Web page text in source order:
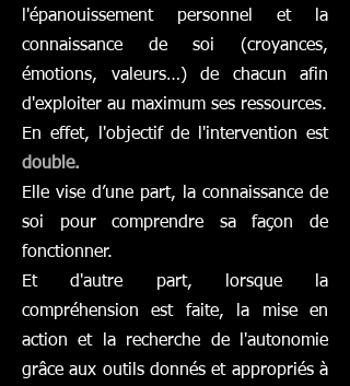
l'épanouissement personnel et la
connaissance de soi (croyances,
émotions, valeurs…) de chacun afin
d'exploiter au maximum ses ressources.
En effet, l'objectif de l'intervention est
double.
Elle vise d’une part, la connaissance de
soi pour comprendre sa façon de
fonctionner.
Et d'autre part, lorsque la
compréhension est faite, la mise en
action et la recherche de l'autonomie
grâce aux outils donnés et appropriés à